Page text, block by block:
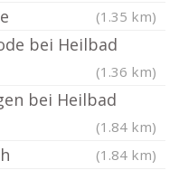
(1.35 km)
bei Heilbad
(1.36 km)
bei Heilbad
(1.84 km)
(1.84 km)